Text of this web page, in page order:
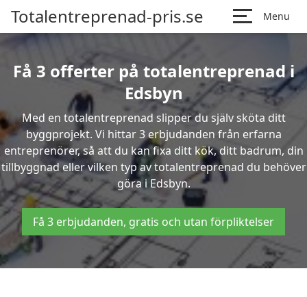
Totalentreprenad-pris.se Menu
Få 3 offerter på totalentreprenad i
Edsbyn
Med en totalentreprenad slipper du själv sköta ditt
byggprojekt. Vi hittar 3 erbjudanden från erfarna
entreprenörer, så att du kan fixa ditt kök, ditt badrum, din
tillbyggnad eller vilken typ av totalentreprenad du behöver
göra i Edsbyn.
Få 3 erbjudanden, gratis och utan förpliktelser